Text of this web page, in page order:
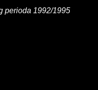
perioda 1992/1995